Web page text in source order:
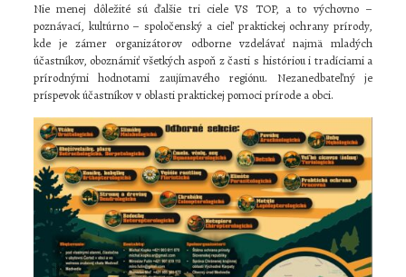
Nie menej dôležité sú ďalšie tri ciele VS TOP, a to výchovno –
poznávací, kultúrno – spoločenský a cieľ praktickej ochrany prírody,
kde je zámer organizátorov odborne vzdelávať najmä mladých
účastníkov, oboznámiť všetkých aspoň z časti s históriou i tradíciami a
prírodnými hodnotami zaujímavého regiónu. Nezanedbateľný je
príspevok účastníkov v oblasti praktickej pomoci prírode a obci.